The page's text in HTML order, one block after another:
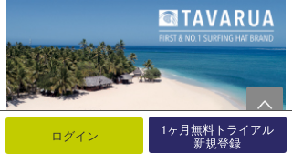
ログイン 1ヶ月無料トライアル
新規登録